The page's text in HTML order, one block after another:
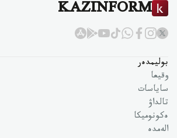
KAZINFORM
بوليمدەر
وقيعا
ساياسات
تالداۋ
ەكونوميكا
الەمدە